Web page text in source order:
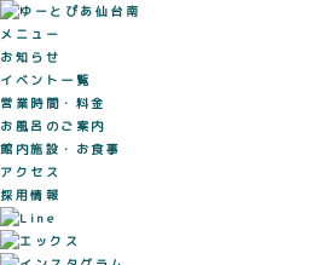
メニュー
お知らせ
イベント一覧
営業時間・料金
お風呂のご案内
館内施設・お食事
アクセス
採用情報